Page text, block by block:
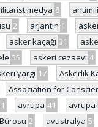
medya 8
2 arjantin 1
asker kaçağı 31
55 askeri cezaevi 4
yargı 17 Askerlik
Association for
1 avrupa 41 avrupa
2 avustralya 5